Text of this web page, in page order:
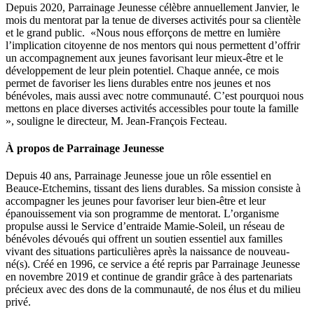
Depuis 2020, Parrainage Jeunesse célèbre annuellement Janvier, le
mois du mentorat par la tenue de diverses activités pour sa clientèle
et le grand public. «Nous nous efforçons de mettre en lumière
l’implication citoyenne de nos mentors qui nous permettent d’offrir
un accompagnement aux jeunes favorisant leur mieux-être et le
développement de leur plein potentiel. Chaque année, ce mois
permet de favoriser les liens durables entre nos jeunes et nos
bénévoles, mais aussi avec notre communauté. C’est pourquoi nous
mettons en place diverses activités accessibles pour toute la famille
», souligne le directeur, M. Jean-François Fecteau.
À propos de Parrainage Jeunesse
Depuis 40 ans, Parrainage Jeunesse joue un rôle essentiel en
Beauce-Etchemins, tissant des liens durables. Sa mission consiste à
accompagner les jeunes pour favoriser leur bien-être et leur
épanouissement via son programme de mentorat. L’organisme
propulse aussi le Service d’entraide Mamie-Soleil, un réseau de
bénévoles dévoués qui offrent un soutien essentiel aux familles
vivant des situations particulières après la naissance de nouveau-
né(s). Créé en 1996, ce service a été repris par Parrainage Jeunesse
en novembre 2019 et continue de grandir grâce à des partenariats
précieux avec des dons de la communauté, de nos élus et du milieu
privé.